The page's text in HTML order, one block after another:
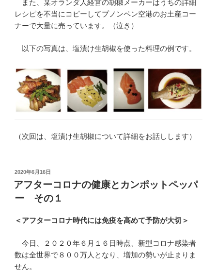
また、某オランダ人経営の胡椒メーカーはうちの詳細
レシピを不当にコピーしてプノンペン空港のお土産コー
ナーで大量に売っています。（泣き）
以下の写真は、塩漬け生胡椒を使った料理の例です。
（次回は、塩漬け生胡椒について詳細をお話しします）
投
稿
日:
2020年6月16日
アフターコロナの健康とカンポットペッパ
ー その１
＜アフターコロナ時代には免疫を高めて予防が大切＞
今日、２０２０年６月１６日時点、新型コロナ感染者
数は全世界で８００万人となり、増加の勢いが止まりま
せん。